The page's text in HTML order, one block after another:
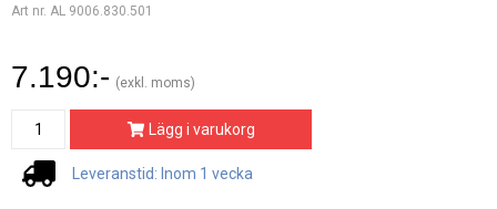
Art nr. AL 9006.830.501
7.190:- (exkl. moms)
Lägg i varukorg
Leveranstid: Inom 1 vecka